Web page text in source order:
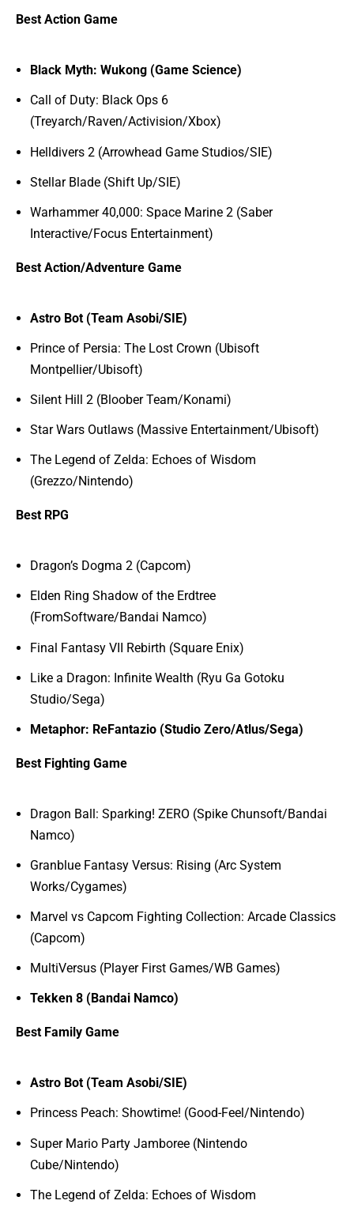
Best Action Game
Black Myth: Wukong (Game Science)
Call of Duty: Black Ops 6
(Treyarch/Raven/Activision/Xbox)
Helldivers 2 (Arrowhead Game Studios/SIE)
Stellar Blade (Shift Up/SIE)
Warhammer 40,000: Space Marine 2 (Saber
Interactive/Focus Entertainment)
Best Action/Adventure Game
Astro Bot (Team Asobi/SIE)
Prince of Persia: The Lost Crown (Ubisoft
Montpellier/Ubisoft)
Silent Hill 2 (Bloober Team/Konami)
Star Wars Outlaws (Massive Entertainment/Ubisoft)
The Legend of Zelda: Echoes of Wisdom
(Grezzo/Nintendo)
Best RPG
Dragon’s Dogma 2 (Capcom)
Elden Ring Shadow of the Erdtree
(FromSoftware/Bandai Namco)
Final Fantasy VII Rebirth (Square Enix)
Like a Dragon: Infinite Wealth (Ryu Ga Gotoku
Studio/Sega)
Metaphor: ReFantazio (Studio Zero/Atlus/Sega)
Best Fighting Game
Dragon Ball: Sparking! ZERO (Spike Chunsoft/Bandai
Namco)
Granblue Fantasy Versus: Rising (Arc System
Works/Cygames)
Marvel vs Capcom Fighting Collection: Arcade Classics
(Capcom)
MultiVersus (Player First Games/WB Games)
Tekken 8 (Bandai Namco)
Best Family Game
Astro Bot (Team Asobi/SIE)
Princess Peach: Showtime! (Good-Feel/Nintendo)
Super Mario Party Jamboree (Nintendo
Cube/Nintendo)
The Legend of Zelda: Echoes of Wisdom